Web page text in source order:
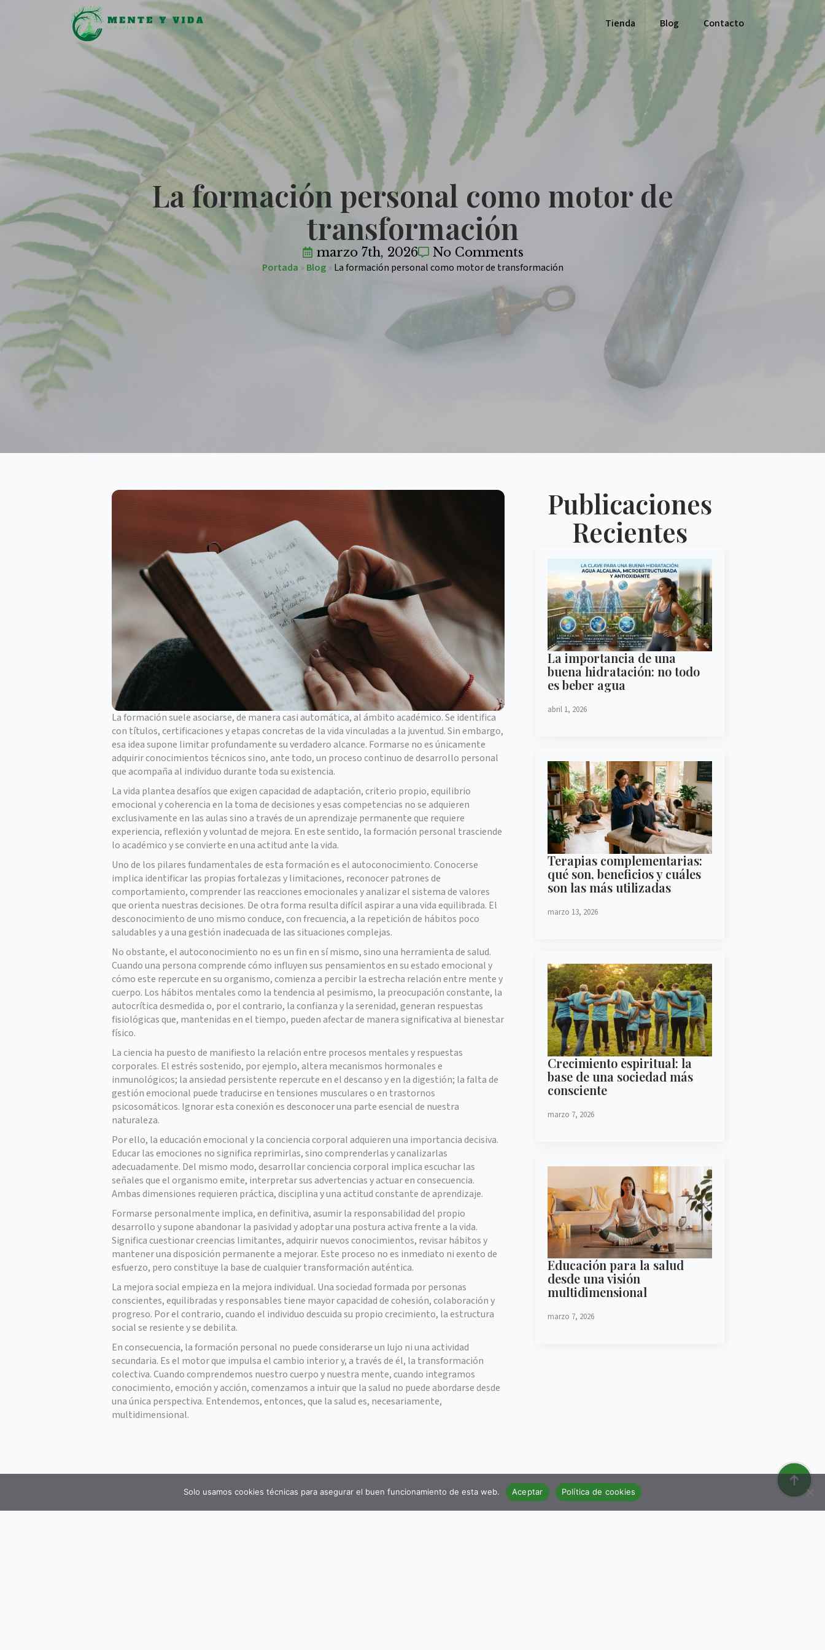
Tienda Blog Contacto
La formación personal como motor de
transformación
marzo 7th, 2026 No Comments
Portada » Blog » La formación personal como motor de transformación
La formación suele asociarse, de manera casi automática, al ámbito académico. Se identifica
con títulos, certificaciones y etapas concretas de la vida vinculadas a la juventud. Sin embargo,
esa idea supone limitar profundamente su verdadero alcance. Formarse no es únicamente
adquirir conocimientos técnicos sino, ante todo, un proceso continuo de desarrollo personal
que acompaña al individuo durante toda su existencia.
La vida plantea desafíos que exigen capacidad de adaptación, criterio propio, equilibrio
emocional y coherencia en la toma de decisiones y esas competencias no se adquieren
exclusivamente en las aulas sino a través de un aprendizaje permanente que requiere
experiencia, reflexión y voluntad de mejora. En este sentido, la formación personal trasciende
lo académico y se convierte en una actitud ante la vida.
Uno de los pilares fundamentales de esta formación es el autoconocimiento. Conocerse
implica identificar las propias fortalezas y limitaciones, reconocer patrones de
comportamiento, comprender las reacciones emocionales y analizar el sistema de valores
que orienta nuestras decisiones. De otra forma resulta difícil aspirar a una vida equilibrada. El
desconocimiento de uno mismo conduce, con frecuencia, a la repetición de hábitos poco
saludables y a una gestión inadecuada de las situaciones complejas.
No obstante, el autoconocimiento no es un fin en sí mismo, sino una herramienta de salud.
Cuando una persona comprende cómo influyen sus pensamientos en su estado emocional y
cómo este repercute en su organismo, comienza a percibir la estrecha relación entre mente y
cuerpo. Los hábitos mentales como la tendencia al pesimismo, la preocupación constante, la
autocrítica desmedida o, por el contrario, la confianza y la serenidad, generan respuestas
fisiológicas que, mantenidas en el tiempo, pueden afectar de manera significativa al bienestar
físico.
La ciencia ha puesto de manifiesto la relación entre procesos mentales y respuestas
corporales. El estrés sostenido, por ejemplo, altera mecanismos hormonales e
inmunológicos; la ansiedad persistente repercute en el descanso y en la digestión; la falta de
gestión emocional puede traducirse en tensiones musculares o en trastornos
psicosomáticos. Ignorar esta conexión es desconocer una parte esencial de nuestra
naturaleza.
Por ello, la educación emocional y la conciencia corporal adquieren una importancia decisiva.
Educar las emociones no significa reprimirlas, sino comprenderlas y canalizarlas
adecuadamente. Del mismo modo, desarrollar conciencia corporal implica escuchar las
señales que el organismo emite, interpretar sus advertencias y actuar en consecuencia.
Ambas dimensiones requieren práctica, disciplina y una actitud constante de aprendizaje.
Formarse personalmente implica, en definitiva, asumir la responsabilidad del propio
desarrollo y supone abandonar la pasividad y adoptar una postura activa frente a la vida.
Significa cuestionar creencias limitantes, adquirir nuevos conocimientos, revisar hábitos y
mantener una disposición permanente a mejorar. Este proceso no es inmediato ni exento de
esfuerzo, pero constituye la base de cualquier transformación auténtica.
La mejora social empieza en la mejora individual. Una sociedad formada por personas
conscientes, equilibradas y responsables tiene mayor capacidad de cohesión, colaboración y
progreso. Por el contrario, cuando el individuo descuida su propio crecimiento, la estructura
social se resiente y se debilita.
En consecuencia, la formación personal no puede considerarse un lujo ni una actividad
secundaria. Es el motor que impulsa el cambio interior y, a través de él, la transformación
colectiva. Cuando comprendemos nuestro cuerpo y nuestra mente, cuando integramos
conocimiento, emoción y acción, comenzamos a intuir que la salud no puede abordarse desde
una única perspectiva. Entendemos, entonces, que la salud es, necesariamente,
multidimensional.
Publicaciones
Recientes
La importancia de una
buena hidratación: no todo
es beber agua
abril 1, 2026
Terapias complementarias:
qué son, beneficios y cuáles
son las más utilizadas
marzo 13, 2026
Crecimiento espiritual: la
base de una sociedad más
consciente
marzo 7, 2026
Educación para la salud
desde una visión
multidimensional
marzo 7, 2026
Solo usamos cookies técnicas para asegurar el buen funcionamiento de esta web. Aceptar Política de cookies